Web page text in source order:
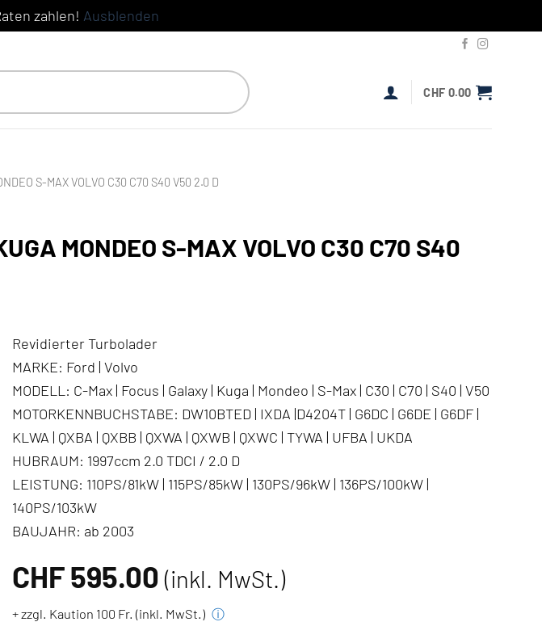
zahlen! Ausblenden
CHF 0.00
S-MAX VOLVO C30 C70 S40 V50 2.0 D
MONDEO S-MAX VOLVO C30 C70 S40
Revidierter Turbolader
MARKE: Ford | Volvo
MODELL: C-Max | Focus | Galaxy | Kuga | Mondeo | S-Max | C30 | C70 | S40 | V50
MOTORKENNBUCHSTABE: DW10BTED | IXDA |D4204T | G6DC | G6DE | G6DF |
KLWA | QXBA | QXBB | QXWA | QXWB | QXWC | TYWA | UFBA | UKDA
HUBRAUM: 1997ccm 2.0 TDCI / 2.0 D
LEISTUNG: 110PS/81kW | 115PS/85kW | 130PS/96kW | 136PS/100kW |
140PS/103kW
BAUJAHR: ab 2003
CHF595.00 (inkl. MwSt.)
+ zzgl. Kaution 100 Fr. (inkl. MwSt.) ⓘ